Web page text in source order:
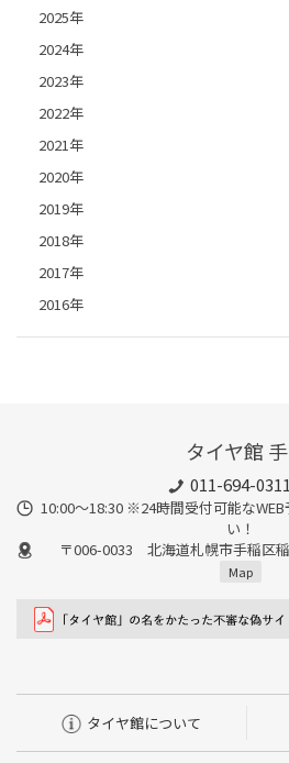
2025年
2024年
2023年
2022年
2021年
2020年
2019年
2018年
2017年
2016年
タイヤ館
011-694-0311
10:00～18:30 ※24時間受付可能な
い！
〒006-0033 北海道札幌市手稲区
Map
タイヤ館について